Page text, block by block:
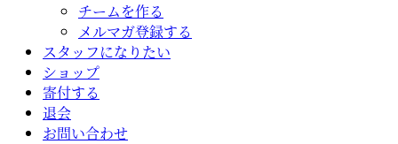
チームを作る
メルマガ登録する
スタッフになりたい
ショップ
寄付する
退会
お問い合わせ